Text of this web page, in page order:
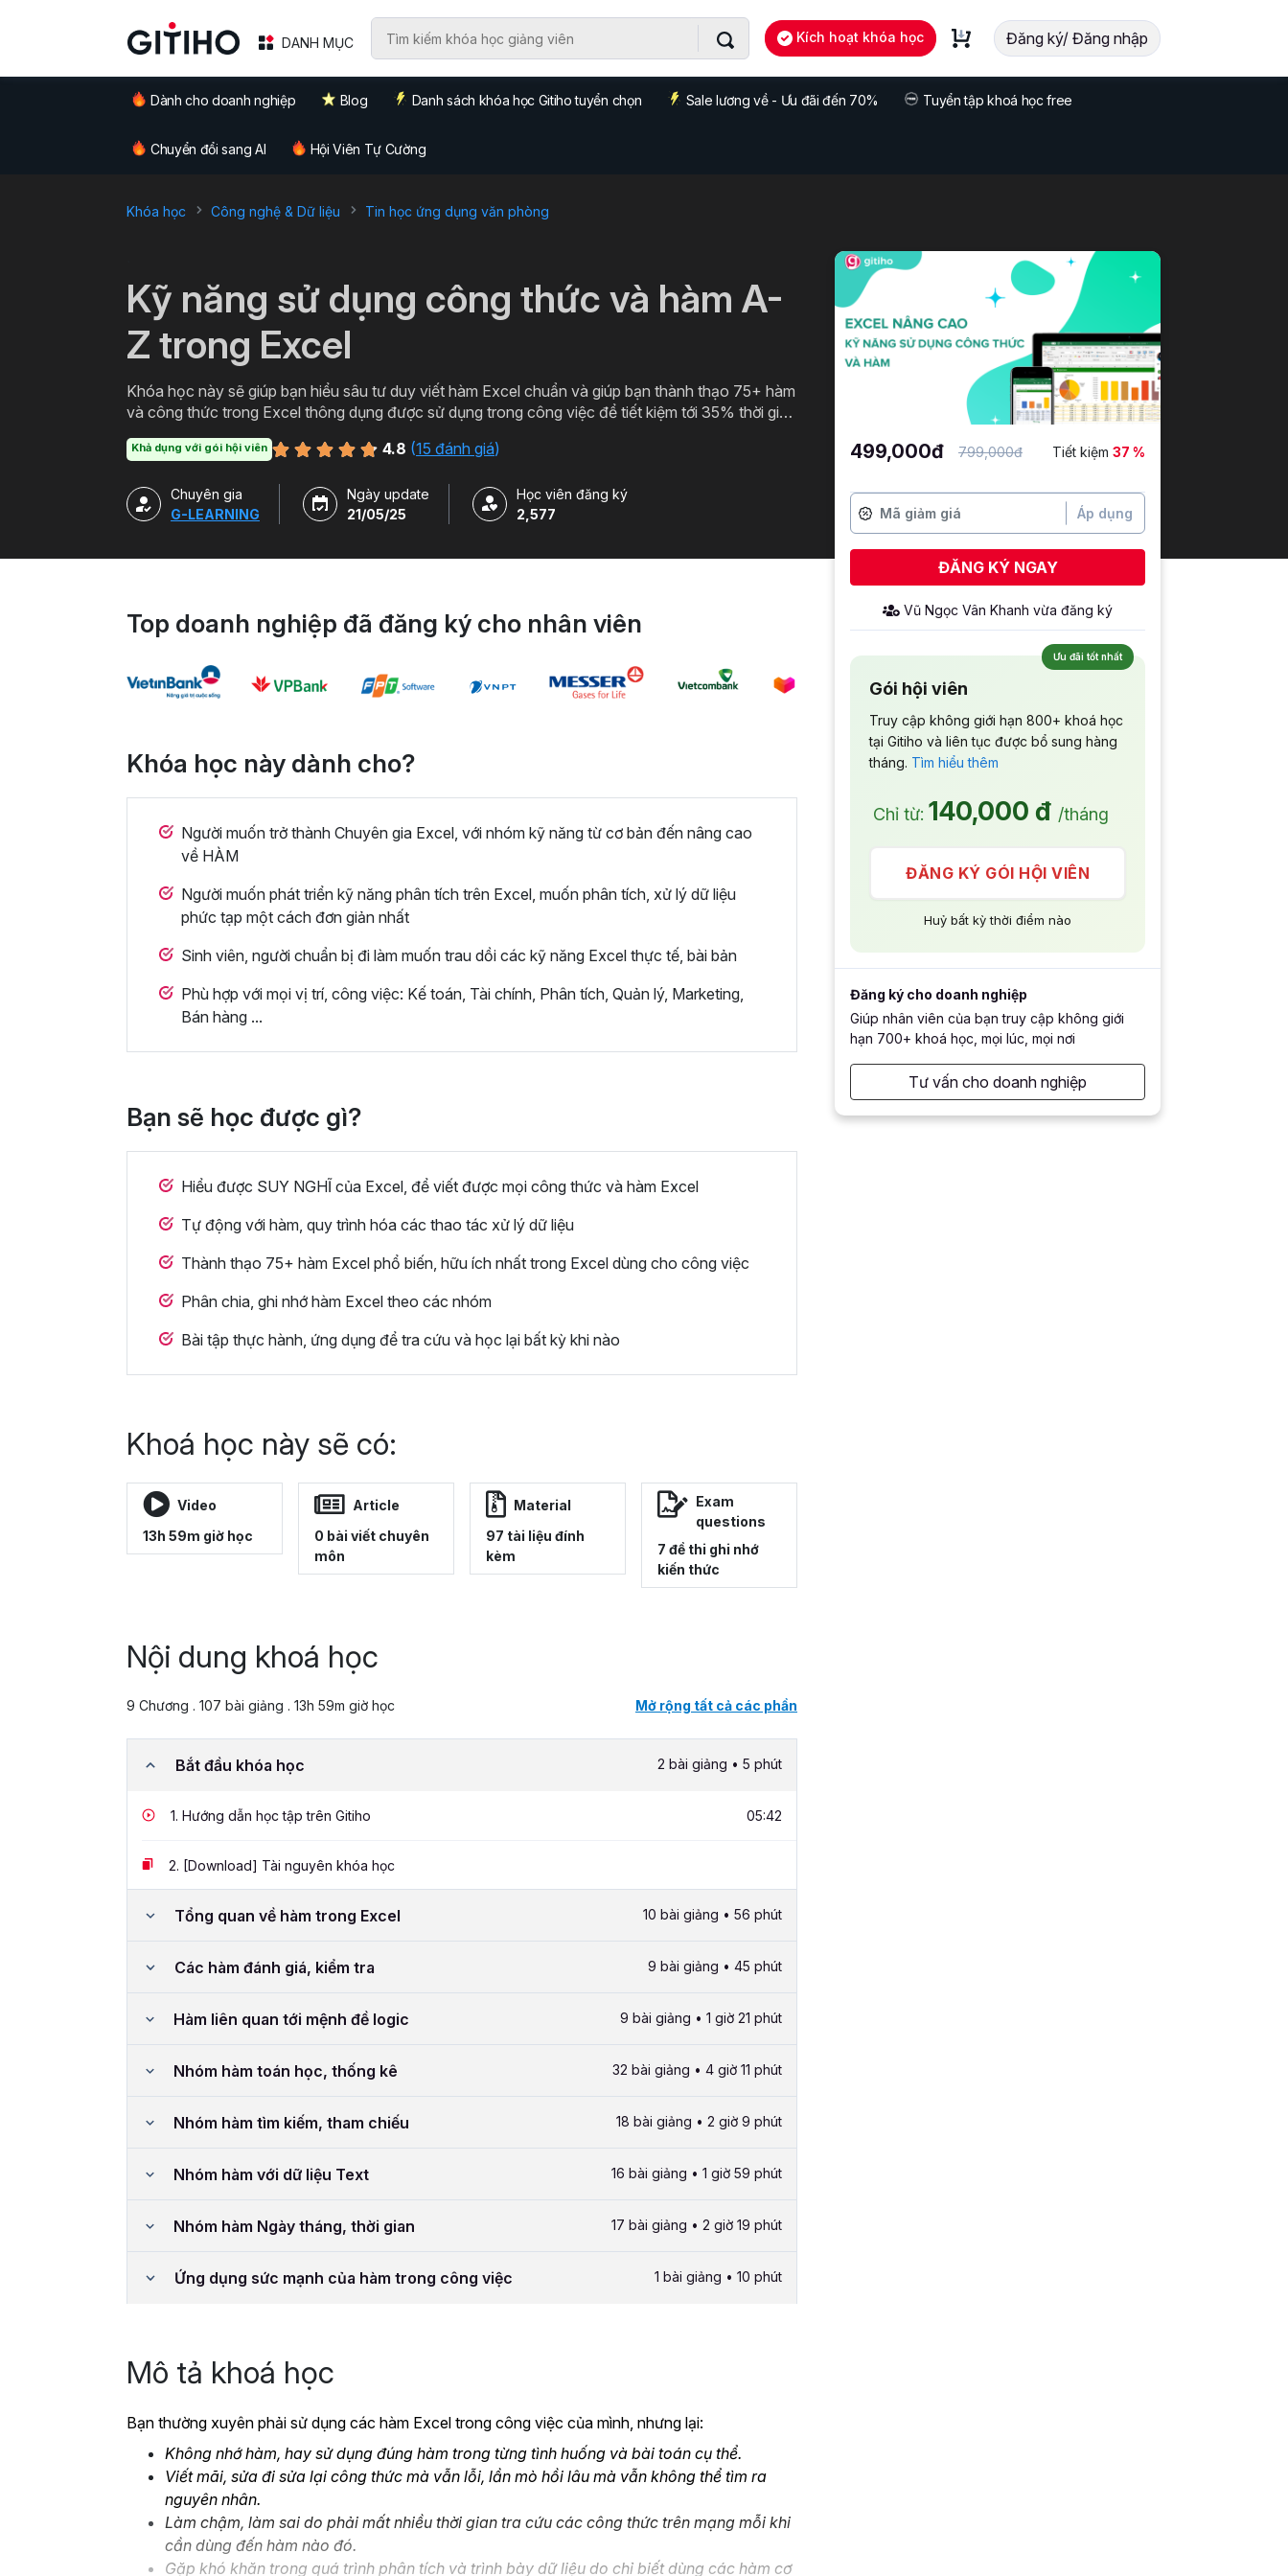
DANH MỤC Kích hoạt khóa học Đăng ký/ Đăng nhập
Dành cho doanh nghiệp Blog Danh sách khóa học Gitiho tuyển chọn Sale lương về - Ưu đãi đến 70% Tuyển tập khoá học free
Chuyển đổi sang AI Hội Viên Tự Cường
Khóa học Công nghệ & Dữ liệu Tin học ứng dụng văn phòng
Kỹ năng sử dụng công thức và hàm A-
Z trong Excel
Khóa học này sẽ giúp bạn hiểu sâu tư duy viết hàm Excel chuẩn và giúp bạn thành thạo 75+ hàm
và công thức trong Excel thông dụng được sử dụng trong công việc để tiết kiệm tới 35% thời gian
Khả dụng với gói hội viên 4.8 (15 đánh giá)
Chuyên gia
G-LEARNING
Ngày update
21/05/25
Học viên đăng ký
2,577
Top doanh nghiệp đã đăng ký cho nhân viên
Khóa học này dành cho?
Người muốn trở thành Chuyên gia Excel, với nhóm kỹ năng từ cơ bản đến nâng cao
về HÀM
Người muốn phát triển kỹ năng phân tích trên Excel, muốn phân tích, xử lý dữ liệu
phức tạp một cách đơn giản nhất
Sinh viên, người chuẩn bị đi làm muốn trau dồi các kỹ năng Excel thực tế, bài bản
Phù hợp với mọi vị trí, công việc: Kế toán, Tài chính, Phân tích, Quản lý, Marketing,
Bán hàng ...
Bạn sẽ học được gì?
Hiểu được SUY NGHĨ của Excel, để viết được mọi công thức và hàm Excel
Tự động với hàm, quy trình hóa các thao tác xử lý dữ liệu
Thành thạo 75+ hàm Excel phổ biến, hữu ích nhất trong Excel dùng cho công việc
Phân chia, ghi nhớ hàm Excel theo các nhóm
Bài tập thực hành, ứng dụng để tra cứu và học lại bất kỳ khi nào
Khoá học này sẽ có:
Video
13h 59m giờ học
Article
0 bài viết chuyên
môn
Material
97 tài liệu đính
kèm
Exam
questions
7 đề thi ghi nhớ
kiến thức
Nội dung khoá học
9 Chương . 107 bài giảng . 13h 59m giờ học Mở rộng tất cả các phần
Bắt đầu khóa học 2 bài giảng • 5 phút
1. Hướng dẫn học tập trên Gitiho 05:42
2. [Download] Tài nguyên khóa học
Tổng quan về hàm trong Excel 10 bài giảng • 56 phút
Các hàm đánh giá, kiểm tra 9 bài giảng • 45 phút
Hàm liên quan tới mệnh đề logic 9 bài giảng • 1 giờ 21 phút
Nhóm hàm toán học, thống kê 32 bài giảng • 4 giờ 11 phút
Nhóm hàm tìm kiếm, tham chiếu 18 bài giảng • 2 giờ 9 phút
Nhóm hàm với dữ liệu Text 16 bài giảng • 1 giờ 59 phút
Nhóm hàm Ngày tháng, thời gian 17 bài giảng • 2 giờ 19 phút
Ứng dụng sức mạnh của hàm trong công việc 1 bài giảng • 10 phút
Mô tả khoá học
Bạn thường xuyên phải sử dụng các hàm Excel trong công việc của mình, nhưng lại:
Không nhớ hàm, hay sử dụng đúng hàm trong từng tình huống và bài toán cụ thể.
Viết mãi, sửa đi sửa lại công thức mà vẫn lỗi, lần mò hồi lâu mà vẫn không thể tìm ra
nguyên nhân.
Làm chậm, làm sai do phải mất nhiều thời gian tra cứu các công thức trên mạng mỗi khi
cần dùng đến hàm nào đó.
Gặp khó khăn trong quá trình phân tích và trình bày dữ liệu do chỉ biết dùng các hàm cơ
499,000đ 799,000đ Tiết kiệm 37 %
Áp dụng
ĐĂNG KÝ NGAY
Vũ Ngọc Vân Khanh vừa đăng ký
Ưu đãi tốt nhất
Gói hội viên
Truy cập không giới hạn 800+ khoá học
tại Gitiho và liên tục được bổ sung hàng
tháng. Tìm hiểu thêm
Chỉ từ: 140,000 đ /tháng
ĐĂNG KÝ GÓI HỘI VIÊN
Huỷ bất kỳ thời điểm nào
Đăng ký cho doanh nghiệp
Giúp nhân viên của bạn truy cập không giới
hạn 700+ khoá học, mọi lúc, mọi nơi
Tư vấn cho doanh nghiệp